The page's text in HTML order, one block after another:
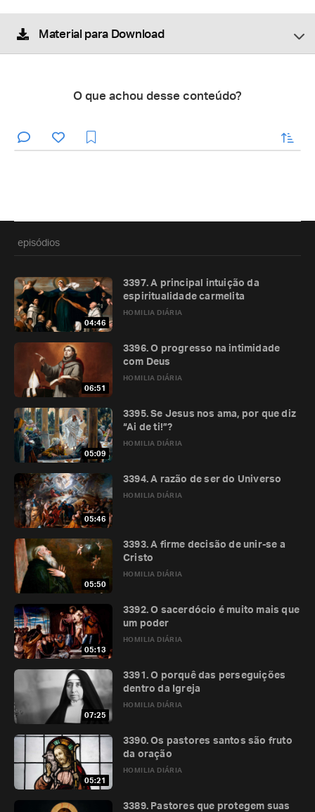
Material para Download
O que achou desse conteúdo?
enviar
episódios
04:46
HOMILIA DIÁRIA
3397. A principal intuição da
espiritualidade carmelita
06:51
HOMILIA DIÁRIA
3396. O progresso na intimidade
com Deus
05:09
HOMILIA DIÁRIA
3395. Se Jesus nos ama, por que diz
“Ai de ti!”?
05:46
HOMILIA DIÁRIA
3394. A razão de ser do Universo
05:50
HOMILIA DIÁRIA
3393. A firme decisão de unir-se a
Cristo
05:13
HOMILIA DIÁRIA
3392. O sacerdócio é muito mais que
um poder
07:25
HOMILIA DIÁRIA
3391. O porquê das perseguições
dentro da Igreja
05:21
HOMILIA DIÁRIA
3390. Os pastores santos são fruto
da oração
3389. Pastores que protegem suas